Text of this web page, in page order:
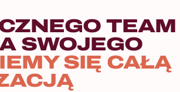
TEAM
SWOJEGO
SIĘ CAŁĄ